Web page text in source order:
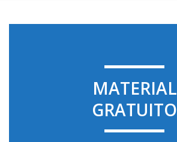
MATERIAL
GRATUITO